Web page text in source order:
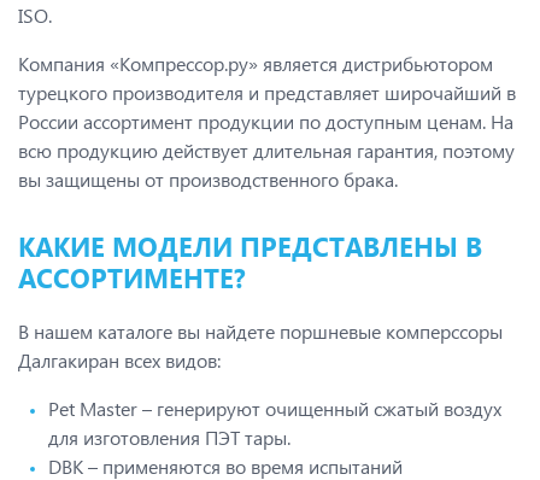
ISO.
Компания «Компрессор.ру» является дистрибьютором
турецкого производителя и представляет широчайший в
России ассортимент продукции по доступным ценам. На
всю продукцию действует длительная гарантия, поэтому
вы защищены от производственного брака.
КАКИЕ МОДЕЛИ ПРЕДСТАВЛЕНЫ В
АССОРТИМЕНТЕ?
В нашем каталоге вы найдете поршневые комперссоры
Далгакиран всех видов:
Pet Master – генерируют очищенный сжатый воздух
для изготовления ПЭТ тары.
DBK – применяются во время испытаний